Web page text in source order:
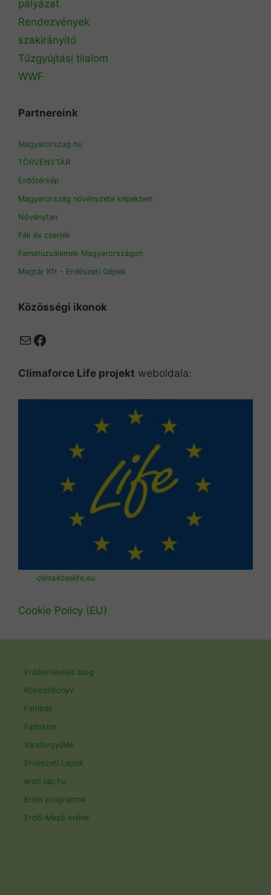
pályázat
Rendezvények
szakirányító
Tűzgyújtási tilalom
WWF
Partnereink
Magyarorszag.hu
TÖRVÉNYTÁR
Erdőtérkép
Magyarország növényzete képekben
Növénytan
Fák és cserjék
Famatuzsálemek Magyarországon
Magtár Kft - Erdészeti Gépek
Közösségi ikonok
MailFacebook
Climaforce Life projekt weboldala:
clima4ceelife.eu
Cookie Policy (EU)
Erdőértékelés blog
Köbözőkönyv
Fahibák
Fadoktor
Vándorgyűlés
Erdészeti Lapok
erdő.lap.hu
Erdei programok
Erdő-Mező online